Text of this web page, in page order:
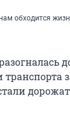
обходится